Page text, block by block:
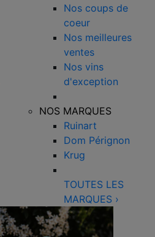
Nos coups de
coeur
Nos meilleures
ventes
Nos vins
d'exception
NOS MARQUES
Ruinart
Dom Pérignon
Krug
TOUTES LES
MARQUES ›